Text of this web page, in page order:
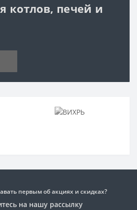
котлов, печей и
первым об акциях и скидках?
на нашу рассылку